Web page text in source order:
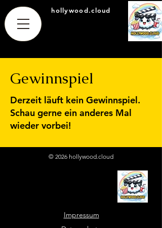
hollywood.cloud
Gewinnspiel
Derzeit läuft kein Gewinnspiel.
Schau gerne ein anderes Mal
wieder vorbei!
© 2026 hollywood.cloud
Impressum